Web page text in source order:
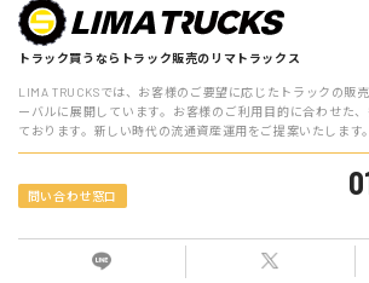
トラック買うならトラック販売のリマトラックス
LIMA TRUCKSでは、お客様のご要望に応じたトラックの販
ーバルに展開しています。お客様のご利用目的に合わせた
ております。新しい時代の流通資産運用をご提案いたします。
問い合わせ窓口